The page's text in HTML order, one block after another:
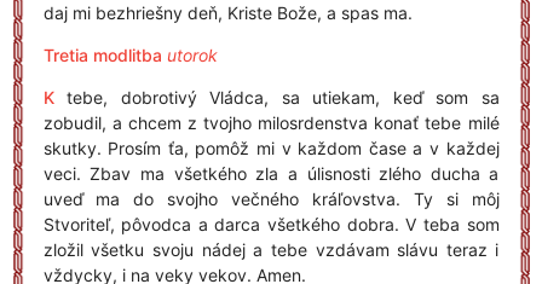
daj mi bezhriešny deň, Kriste Bože, a spas ma.
Tretia modlitba utorok
Ktebe, dobrotivý Vládca, sa utiekam, keď som sa
zobudil, a chcem z tvojho milosrdenstva konať tebe milé
skutky. Prosím ťa, pomôž mi v každom čase a v každej
veci. Zbav ma všetkého zla a úlisnosti zlého ducha a
uveď ma do svojho večného kráľovstva. Ty si môj
Stvoriteľ, pôvodca a darca všetkého dobra. V teba som
zložil všetku svoju nádej a tebe vzdávam slávu teraz i
vždycky, i na veky vekov. Amen.